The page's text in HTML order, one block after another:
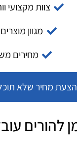
צוות מקצועי
מגוון
מחירים
מחיר שלא
להורים